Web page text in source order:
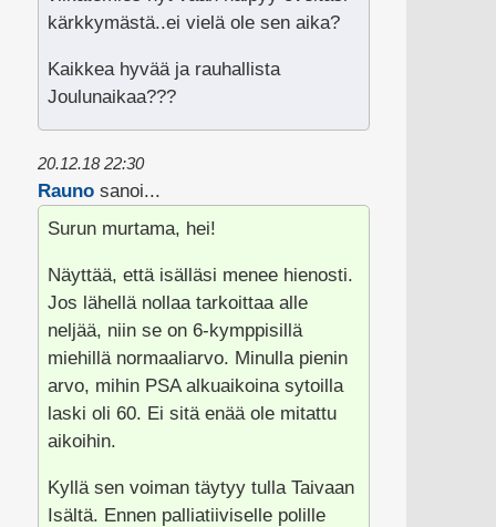
kärkkymästä..ei vielä ole sen aika?
Kaikkea hyvää ja rauhallista
Joulunaikaa???
20.12.18 22:30
Raunosanoi...
Surun murtama, hei!
Näyttää, että isälläsi menee hienosti.
Jos lähellä nollaa tarkoittaa alle
neljää, niin se on 6-kymppisillä
miehillä normaaliarvo. Minulla pienin
arvo, mihin PSA alkuaikoina sytoilla
laski oli 60. Ei sitä enää ole mitattu
aikoihin.
Kyllä sen voiman täytyy tulla Taivaan
Isältä. Ennen palliatiiviselle polille